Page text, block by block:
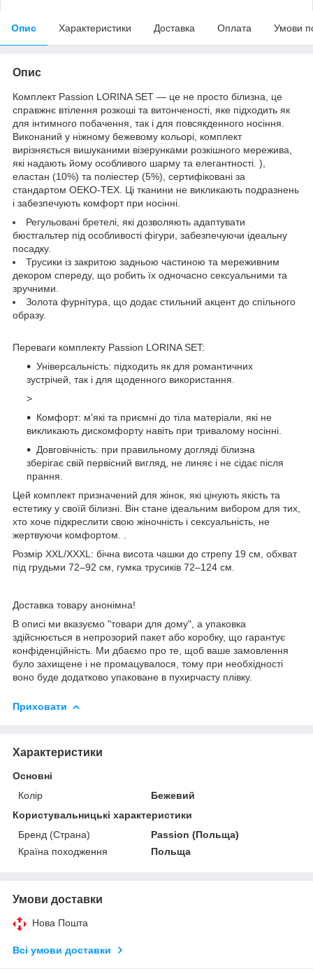
Опис Характеристики Доставка Оплата Умови
Опис
Комплект Passion LORINA SET — це не просто білизна, це
справжнє втілення розкоші та витонченості, яке підходить як
для інтимного побачення, так і для повсякденного носіння.
Виконаний у ніжному бежевому кольорі, комплект
вирізняється вишуканими візерунками розкішного мережива,
які надають йому особливого шарму та елегантності. ),
еластан (10%) та поліестер (5%), сертифіковані за
стандартом OEKO-TEX. Ці тканини не викликають подразнень
і забезпечують комфорт при носінні.
Регульовані бретелі, які дозволяють адаптувати
бюстгальтер під особливості фігури, забезпечуючи ідеальну
посадку.
Трусики із закритою задньою частиною та мереживним
декором спереду, що робить їх одночасно сексуальними та
зручними.
Золота фурнітура, що додає стильний акцент до спільного
образу.
Переваги комплекту Passion LORINA SET:
Універсальність: підходить як для романтичних
зустрічей, так і для щоденного використання.
>
Комфорт: м'які та приємні до тіла матеріали, які не
викликають дискомфорту навіть при тривалому носінні.
Довговічність: при правильному догляді білизна
зберігає свій первісний вигляд, не линяє і не сідає після
прання.
Цей комплект призначений для жінок, які цінують якість та
естетику у своїй білизні. Він стане ідеальним вибором для тих,
хто хоче підкреслити свою жіночність і сексуальність, не
жертвуючи комфортом. .
Розмір XXL/XXXL: бічна висота чашки до стрепу 19 см, обхват
під грудьми 72–92 см, гумка трусиків 72–124 см.
Доставка товару анонімна!
В описі ми вказуємо "товари для дому", а упаковка
здійснюється в непрозорий пакет або коробку, що гарантує
конфіденційність. Ми дбаємо про те, щоб ваше замовлення
було захищене і не промацувалося, тому при необхідності
воно буде додатково упаковане в пухирчасту плівку.
Приховати
Характеристики
Основні
Колір
Бежевий
Користувальницькі характеристики
Бренд (Страна)
Passion (Польща)
Країна походження
Польща
Умови доставки
Нова Пошта
Всі умови доставки